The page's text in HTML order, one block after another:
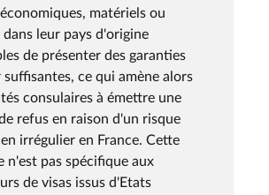
matériels ou
leur pays d'origine
de présenter des garanties
ce qui amène alors
consulaires à émettre une
refus en raison d'un risque
irrégulier en France. Cette
n'est pas spécifique aux
de visas issus d'Etats